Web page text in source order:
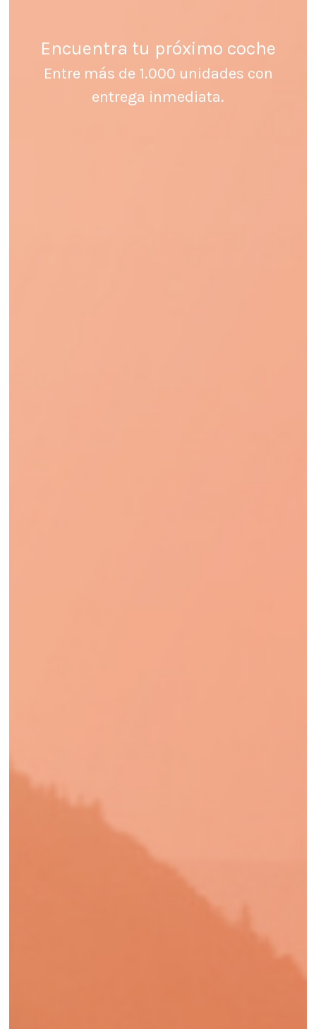
Encuentra tu próximo coche
Entre más de 1.000 unidades con
entrega inmediata.